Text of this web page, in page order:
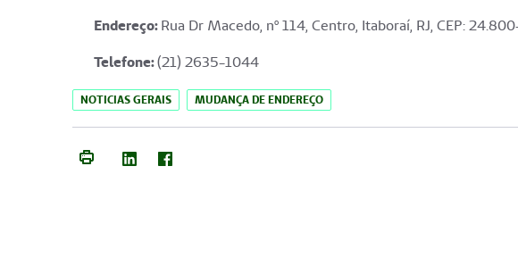
Endereço:Rua Dr Macedo, nº 114, Centro, Itaboraí, RJ, CEP:
Telefone:(21) 2635-1044
NOTICIAS GERAIS MUDANÇA DE ENDEREÇO